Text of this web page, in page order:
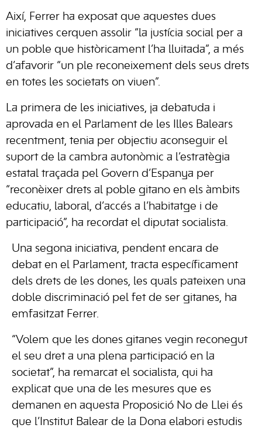
Així, Ferrer ha exposat que aquestes dues
iniciatives cerquen assolir “la justícia social per a
un poble que històricament l’ha lluitada”, a més
d’afavorir “un ple reconeixement dels seus drets
en totes les societats on viuen”.
La primera de les iniciatives, ja debatuda i
aprovada en el Parlament de les Illes Balears
recentment, tenia per objectiu aconseguir el
suport de la cambra autonòmic a l’estratègia
estatal traçada pel Govern d’Espanya per
“reconèixer drets al poble gitano en els àmbits
educatiu, laboral, d’accés a l’habitatge i de
participació”, ha recordat el diputat socialista.
Una segona iniciativa, pendent encara de
debat en el Parlament, tracta específicament
dels drets de les dones, les quals pateixen una
doble discriminació pel fet de ser gitanes, ha
emfasitzat Ferrer.
“Volem que les dones gitanes vegin reconegut
el seu dret a una plena participació en la
societat”, ha remarcat el socialista, qui ha
explicat que una de les mesures que es
demanen en aquesta Proposició No de Llei és
que l’Institut Balear de la Dona elabori estudis